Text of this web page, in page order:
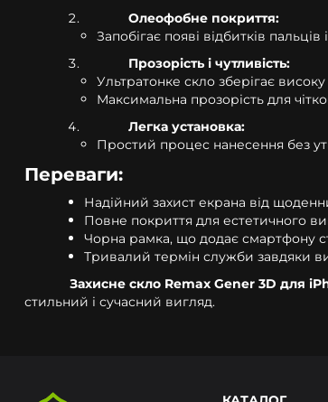
Олеофобне покриття:
Запобігає появі відбитків
Прозорість і чутливість:
Ультратонке скло зберігає
Максимальна прозорість для
Легка установка:
Простий процес нанесення без
Переваги:
Надійний захист екрана від
Повне покриття для естетичного
Чорна рамка, що додає смартфону
Тривалий термін служби завдяки
Захисне скло Remax Gener 3D для
стильний і сучасний вигляд.